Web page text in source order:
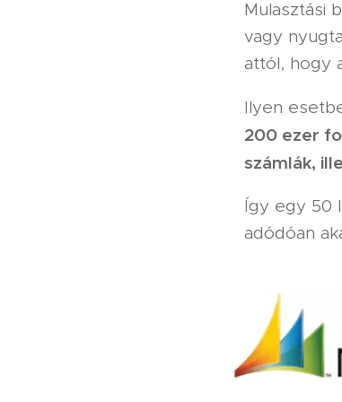
Mulasztási
vagy
attól, hogy
Ilyen
200 ezer
számlák,
Így egy 50
adódóan